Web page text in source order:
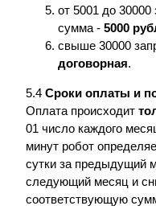
от 5001 до 30000
сумма - 5000
свыше 30000
договорная.
5.4 Сроки оплаты и
Оплата происходит
01 число каждого
минут робот
сутки за предыдущий
следующий месяц и
соответствующую